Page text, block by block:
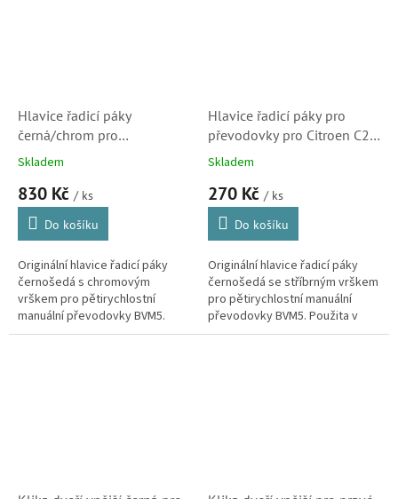
Hlavice řadicí páky
černá/chrom pro
převodovky BVM5, originál
2403P2)
Skladem
830 Kč / ks
Do košíku
Originální hlavice řadicí páky
černošedá s chromovým
vrškem pro pětirychlostní
manuální převodovky BVM5.
Použita v modelech Citroen
Hlavice řadicí páky pro
převodovky pro Citroen C2,
C3 -09, Berlingo, Jumpy a
Expert (2403CX, 2403CZ,
2403EN, 13599326,
63SKV027)
Skladem
270 Kč / ks
Do košíku
Originální hlavice řadicí páky
černošedá se stříbrným vrškem
pro pětirychlostní manuální
převodovky BVM5. Použita v
modelech Citroen C2, C3 první